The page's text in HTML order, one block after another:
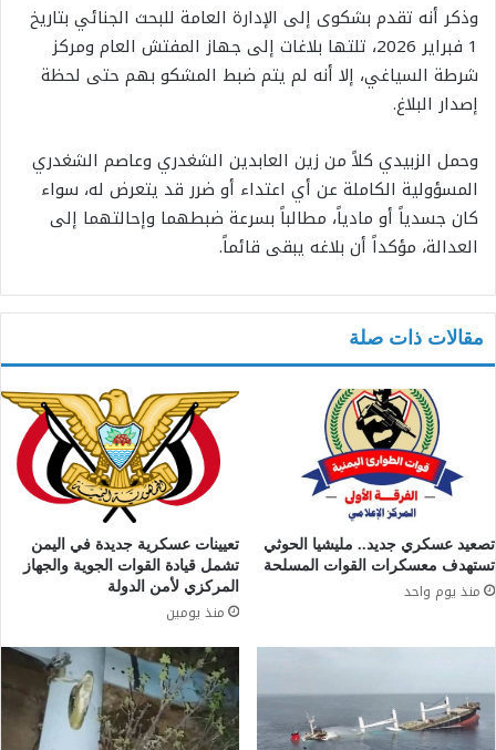
وذكر أنه تقدم بشكوى إلى الإدارة العامة للبحث الجنائي بتاريخ
1 فبراير 2026، تلتها بلاغات إلى جهاز المفتش العام ومركز
شرطة السياغي، إلا أنه لم يتم ضبط المشكو بهم حتى لحظة
إصدار البلاغ.
وحمل الزبيدي كلاً من زين العابدين الشغدري وعاصم الشغدري
المسؤولية الكاملة عن أي اعتداء أو ضرر قد يتعرض له، سواء
كان جسدياً أو مادياً، مطالباً بسرعة ضبطهما وإحالتهما إلى
العدالة، مؤكداً أن بلاغه يبقى قائماً.
مقالات ذات صلة
تصعيد عسكري جديد.. مليشيا الحوثي
تستهدف معسكرات القوات المسلحة
منذ يوم واحد
تعيينات عسكرية جديدة في اليمن
تشمل قيادة القوات الجوية والجهاز
المركزي لأمن الدولة
منذ يومين